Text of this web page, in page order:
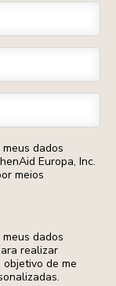
dados
Europa, Inc.
meios
dados
realizar
de me